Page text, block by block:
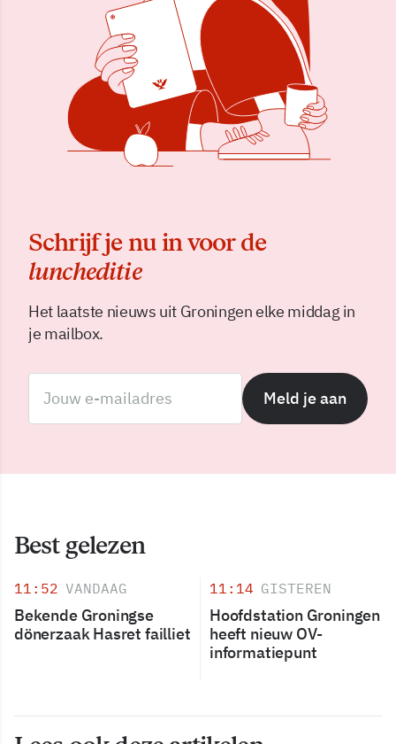
Schrijf je nu in voor de
luncheditie
Het laatste nieuws uit Groningen elke middag in
je mailbox.
Meld je aan
Best gelezen
11:52 VANDAAG
Bekende Groningse
dönerzaak Hasret failliet
11:14 GISTEREN
Hoofdstation Groningen
heeft nieuw OV-
informatiepunt